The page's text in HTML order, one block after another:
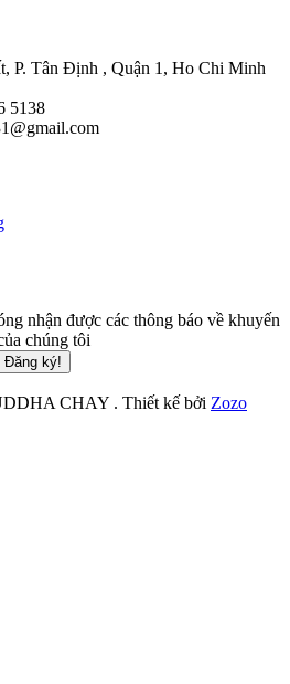
P. Tân Định , Quận 1, Ho Chi Minh
5138
nhận được các thông báo về khuyến
chúng tôi
Đăng ký!
CHAY . Thiết kế bởi Zozo